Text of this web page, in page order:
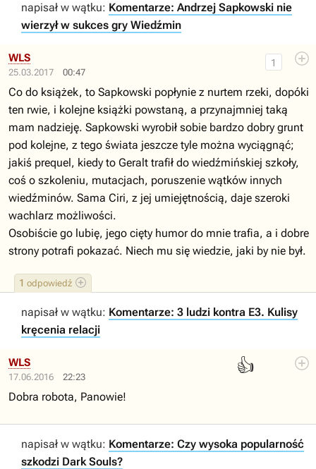
napisał w wątku: Komentarze: Andrzej Sapkowski nie
wierzył w sukces gry Wiedźmin
25.03.2017 00:47
1
1 odpowiedź
WLS
Co do książek, to Sapkowski popłynie z nurtem rzeki, dopóki
ten rwie, i kolejne książki powstaną, a przynajmniej taką
mam nadzieję. Sapkowski wyrobił sobie bardzo dobry grunt
pod kolejne, z tego świata jeszcze tyle można wyciągnąć;
jakiś prequel, kiedy to Geralt trafił do wiedźmińskiej szkoły,
coś o szkoleniu, mutacjach, poruszenie wątków innych
wiedźminów. Sama Ciri, z jej umiejętnością, daje szeroki
wachlarz możliwości.
Osobiście go lubię, jego cięty humor do mnie trafia, a i dobre
strony potrafi pokazać. Niech mu się wiedzie, jaki by nie był.
napisał w wątku: Komentarze: 3 ludzi kontra E3. Kulisy
kręcenia relacji
17.06.2016 22:23
👍
WLS
Dobra robota, Panowie!
napisał w wątku: Komentarze: Czy wysoka popularność
szkodzi Dark Souls?